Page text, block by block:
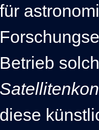
für
Betrieb
diese